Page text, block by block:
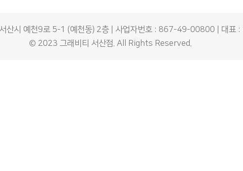
서산시 예천9로 5-1 (예천동) 2층 | 사업자번호 : 867-49-00800 | 대
© 2023 그래비티 서산점. All Rights Reserved.